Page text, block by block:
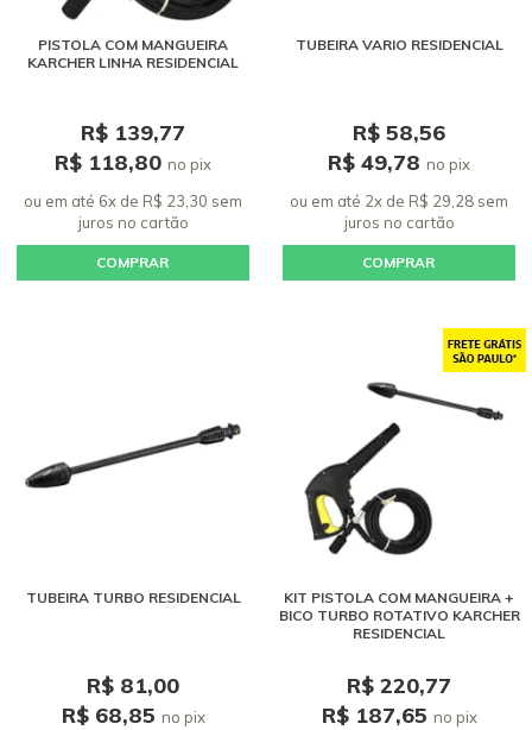
PISTOLA COM MANGUEIRA
KARCHER LINHA RESIDENCIAL
R$ 139,77
R$ 118,80 no pix
ou em até 6x de R$ 23,30 sem
juros no cartão
COMPRAR
TUBEIRA VARIO RESIDENCIAL
R$ 58,56
R$ 49,78 no pix
ou em até 2x de R$ 29,28 sem
juros no cartão
COMPRAR
TUBEIRA TURBO RESIDENCIAL
R$ 81,00
R$ 68,85 no pix
KIT PISTOLA COM MANGUEIRA +
BICO TURBO ROTATIVO KARCHER
RESIDENCIAL
R$ 220,77
R$ 187,65 no pix